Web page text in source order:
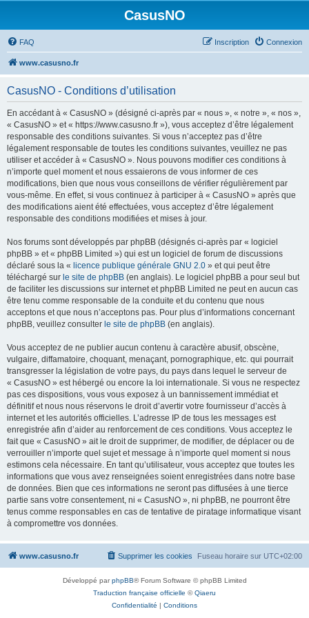
CasusNO
FAQ Connexion
Inscription
www.casusno.fr
CasusNO - Conditions d’utilisation
En accédant à « CasusNO » (désigné ci-après par « nous », « notre », « nos »,
« CasusNO » et « https://www.casusno.fr »), vous acceptez d’être légalement
responsable des conditions suivantes. Si vous n’acceptez pas d’être
légalement responsable de toutes les conditions suivantes, veuillez ne pas
utiliser et accéder à « CasusNO ». Nous pouvons modifier ces conditions à
n’importe quel moment et nous essaierons de vous informer de ces
modifications, bien que nous vous conseillons de vérifier régulièrement par
vous-même. En effet, si vous continuez à participer à « CasusNO » après que
des modifications aient été effectuées, vous acceptez d’être légalement
responsable des conditions modifiées et mises à jour.
Nos forums sont développés par phpBB (désignés ci-après par « logiciel
phpBB » et « phpBB Limited ») qui est un logiciel de forum de discussions
déclaré sous la « licence publique générale GNU 2.0 » et qui peut être
téléchargé sur le site de phpBB (en anglais). Le logiciel phpBB a pour seul but
de faciliter les discussions sur internet et phpBB Limited ne peut en aucun cas
être tenu comme responsable de la conduite et du contenu que nous
acceptons et que nous n’acceptons pas. Pour plus d’informations concernant
phpBB, veuillez consulter le site de phpBB (en anglais).
Vous acceptez de ne publier aucun contenu à caractère abusif, obscène,
vulgaire, diffamatoire, choquant, menaçant, pornographique, etc. qui pourrait
transgresser la législation de votre pays, du pays dans lequel le serveur de
« CasusNO » est hébergé ou encore la loi internationale. Si vous ne respectez
pas ces dispositions, vous vous exposez à un bannissement immédiat et
définitif et nous nous réservons le droit d’avertir votre fournisseur d’accès à
internet et les autorités officielles. L’adresse IP de tous les messages est
enregistrée afin d’aider au renforcement de ces conditions. Vous acceptez le
fait que « CasusNO » ait le droit de supprimer, de modifier, de déplacer ou de
verrouiller n’importe quel sujet et message à n’importe quel moment si nous
estimons cela nécessaire. En tant qu’utilisateur, vous acceptez que toutes les
informations que vous avez renseignées soient enregistrées dans notre base
de données. Bien que ces informations ne seront pas diffusées à une tierce
partie sans votre consentement, ni « CasusNO », ni phpBB, ne pourront être
tenus comme responsables en cas de tentative de piratage informatique visant
à compromettre vos données.
www.casusno.fr Fuseau horaire sur UTC+02:00
Supprimer les cookies
Développé parphpBB® Forum Software © phpBB Limited
Traduction française officielle ©Qiaeru
Confidentialité | Conditions